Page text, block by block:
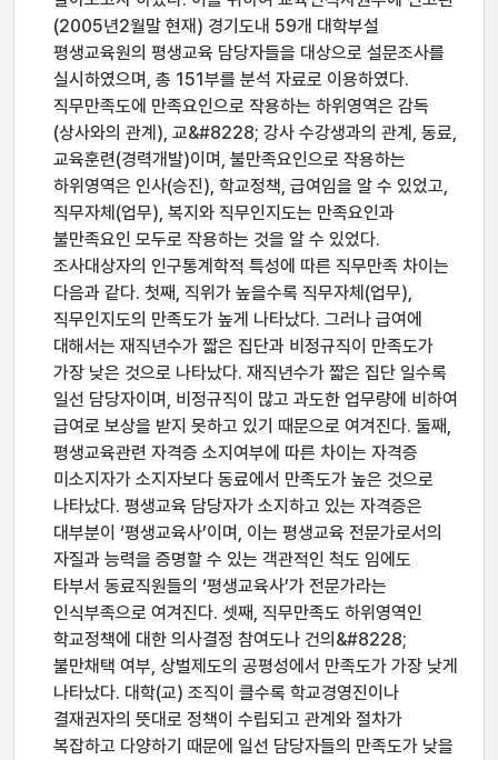
(2005년2월말 현재) 경기도내 59개 대학부설
평생교육원의 평생교육 담당자들을 대상으로 설문조사를
실시하였으며, 총 151부를 분석 자료로 이용하였다.
직무만족도에 만족요인으로 작용하는 하위영역은 감독
(상사와의 관계), 교&#8228; 강사 수강생과의 관계, 동료,
교육훈련(경력개발)이며, 불만족요인으로 작용하는
하위영역은 인사(승진), 학교정책, 급여임을 알 수 있었고,
직무자체(업무), 복지와 직무인지도는 만족요인과
불만족요인 모두로 작용하는 것을 알 수 있었다.
조사대상자의 인구통계학적 특성에 따른 직무만족 차이는
다음과 같다. 첫째, 직위가 높을수록 직무자체(업무),
직무인지도의 만족도가 높게 나타났다. 그러나 급여에
대해서는 재직년수가 짧은 집단과 비정규직이 만족도가
가장 낮은 것으로 나타났다. 재직년수가 짧은 집단 일수록
일선 담당자이며, 비정규직이 많고 과도한 업무량에 비하여
급여로 보상을 받지 못하고 있기 때문으로 여겨진다. 둘째,
평생교육관련 자격증 소지여부에 따른 차이는 자격증
미소지자가 소지자보다 동료에서 만족도가 높은 것으로
나타났다. 평생교육 담당자가 소지하고 있는 자격증은
대부분이 ‘평생교육사’이며, 이는 평생교육 전문가로서의
자질과 능력을 증명할 수 있는 객관적인 척도 임에도
타부서 동료직원들의 ‘평생교육사’가 전문가라는
인식부족으로 여겨진다. 셋째, 직무만족도 하위영역인
학교정책에 대한 의사결정 참여도나 건의&#8228;
불만채택 여부, 상벌제도의 공평성에서 만족도가 가장 낮게
나타났다. 대학(교) 조직이 클수록 학교경영진이나
결재권자의 뜻대로 정책이 수립되고 관계와 절차가
복잡하고 다양하기 때문에 일선 담당자들의 만족도가 낮을